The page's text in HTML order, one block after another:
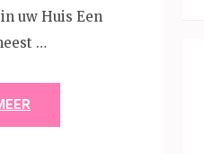
uw Huis Een
…